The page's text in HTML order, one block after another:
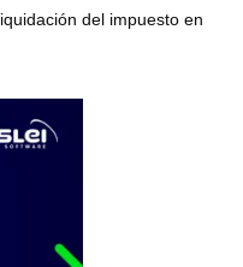
del impuesto en